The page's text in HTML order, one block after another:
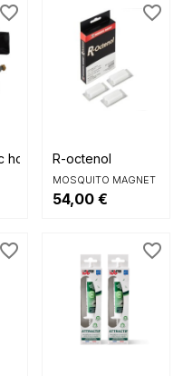
housse +...
favorite_border
R-octenol
MOSQUITO MAGNET
54,00 €
favorite_border
favorite_border favorite_border